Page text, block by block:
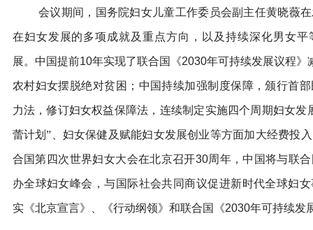
会议期间，国务院妇女儿童工作委员会副主任黄晓薇
在妇女发展的多项成就及重点方向，以及持续深化男女平
展。中国提前10年实现了联合国《2030年可持续发展议程》
农村妇女摆脱绝对贫困；中国持续加强制度保障，颁行首
力法，修订妇女权益保障法，连续制定实施四个周期妇女发
蕾计划”、妇女保健及赋能妇女发展创业等方面加大经费投
合国第四次世界妇女大会在北京召开30周年，中国将与联
办全球妇女峰会，与国际社会共同商议促进新时代全球妇
实《北京宣言》、《行动纲领》和联合国《2030年可持续发